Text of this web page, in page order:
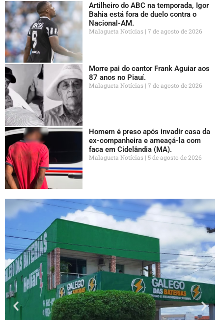
Artilheiro do ABC na temporada, Igor
Bahia está fora de duelo contra o
Nacional-AM.
Malagueta Notícias 7 de agosto de 2026
Morre pai do cantor Frank Aguiar aos
87 anos no Piauí.
Malagueta Notícias 7 de agosto de 2026
Homem é preso após invadir casa da
ex-companheira e ameaçá-la com
faca em Cidelândia (MA).
Malagueta Notícias 5 de agosto de 2026